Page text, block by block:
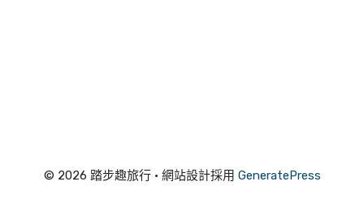
© 2026 踏步趣旅行• 網站設計採用 GeneratePress